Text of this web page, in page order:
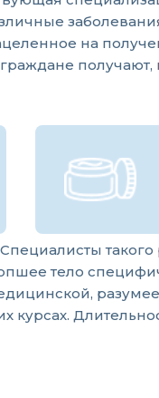
на
получают,
такого
тело